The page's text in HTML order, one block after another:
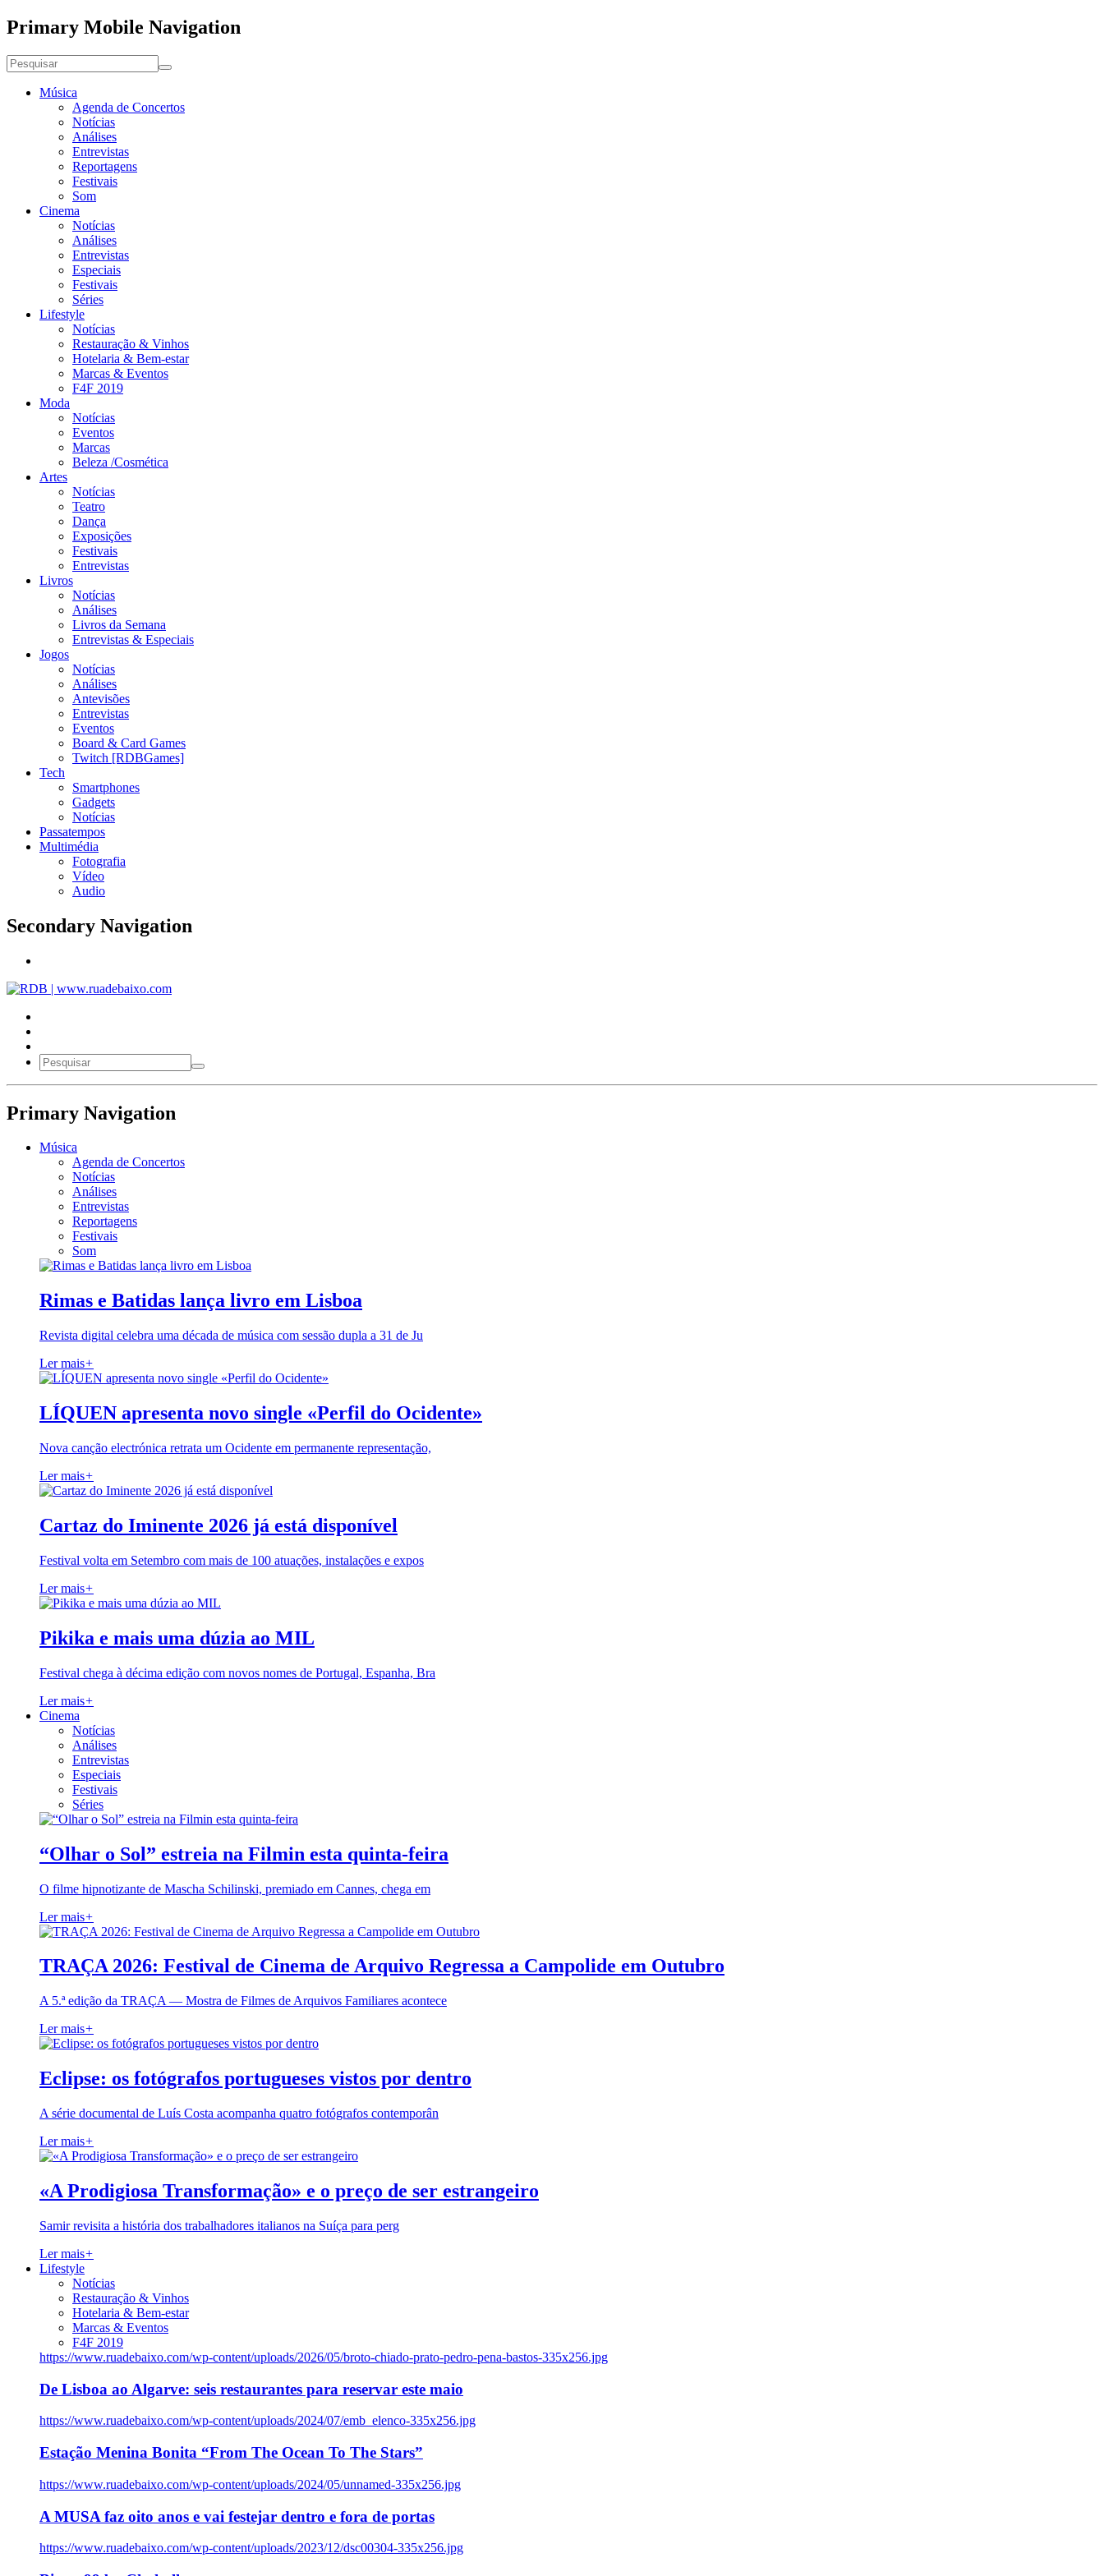
Primary Mobile Navigation
Música
Agenda de Concertos
Notícias
Análises
Entrevistas
Reportagens
Festivais
Som
Cinema
Notícias
Análises
Entrevistas
Especiais
Festivais
Séries
Lifestyle
Notícias
Restauração & Vinhos
Hotelaria & Bem-estar
Marcas & Eventos
F4F 2019
Moda
Notícias
Eventos
Marcas
Beleza /Cosmética
Artes
Notícias
Teatro
Dança
Exposições
Festivais
Entrevistas
Livros
Notícias
Análises
Livros da Semana
Entrevistas & Especiais
Jogos
Notícias
Análises
Antevisões
Entrevistas
Eventos
Board & Card Games
Twitch [RDBGames]
Tech
Smartphones
Gadgets
Notícias
Passatempos
Multimédia
Fotografia
Vídeo
Audio
Secondary Navigation
Primary Navigation
Música
Agenda de Concertos
Notícias
Análises
Entrevistas
Reportagens
Festivais
Som
Rimas e Batidas lança livro em Lisboa
Revista digital celebra uma década de música com sessão dupla a 31 de Ju
Ler mais+
LÍQUEN apresenta novo single «Perfil do Ocidente»
Nova canção electrónica retrata um Ocidente em permanente representação,
Ler mais+
Cartaz do Iminente 2026 já está disponível
Festival volta em Setembro com mais de 100 atuações, instalações e expos
Ler mais+
Pikika e mais uma dúzia ao MIL
Festival chega à décima edição com novos nomes de Portugal, Espanha, Bra
Ler mais+
Cinema
Notícias
Análises
Entrevistas
Especiais
Festivais
Séries
“Olhar o Sol” estreia na Filmin esta quinta-feira
O filme hipnotizante de Mascha Schilinski, premiado em Cannes, chega em
Ler mais+
TRAÇA 2026: Festival de Cinema de Arquivo Regressa a Campolide em Outubro
A 5.ª edição da TRAÇA — Mostra de Filmes de Arquivos Familiares acontece
Ler mais+
Eclipse: os fotógrafos portugueses vistos por dentro
A série documental de Luís Costa acompanha quatro fotógrafos contemporân
Ler mais+
«A Prodigiosa Transformação» e o preço de ser estrangeiro
Samir revisita a história dos trabalhadores italianos na Suíça para perg
Ler mais+
Lifestyle
Notícias
Restauração & Vinhos
Hotelaria & Bem-estar
Marcas & Eventos
F4F 2019
https://www.ruadebaixo.com/wp-content/uploads/2026/05/broto-chiado-prato-pedro-pena-bastos-335x256.jpg
De Lisboa ao Algarve: seis restaurantes para reservar este maio
https://www.ruadebaixo.com/wp-content/uploads/2024/07/emb_elenco-335x256.jpg
Estação Menina Bonita “From The Ocean To The Stars”
https://www.ruadebaixo.com/wp-content/uploads/2024/05/unnamed-335x256.jpg
A MUSA faz oito anos e vai festejar dentro e fora de portas
https://www.ruadebaixo.com/wp-content/uploads/2023/12/dsc00304-335x256.jpg